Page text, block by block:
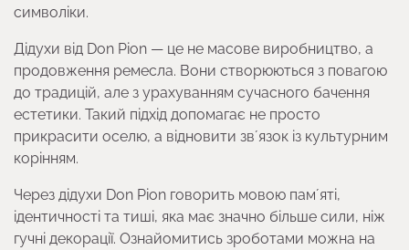
символіки.
Дідухи від Don Pion — це не масове виробництво, а
продовження ремесла. Вони створюються з повагою
до традицій, але з урахуванням сучасного бачення
естетики. Такий підхід допомагає не просто
прикрасити оселю, а відновити звʼязок із культурним
корінням.
Через дідухи Don Pion говорить мовою памʼяті,
ідентичності та тиші, яка має значно більше сили, ніж
гучні декорації. Ознайомитись зроботами можна на